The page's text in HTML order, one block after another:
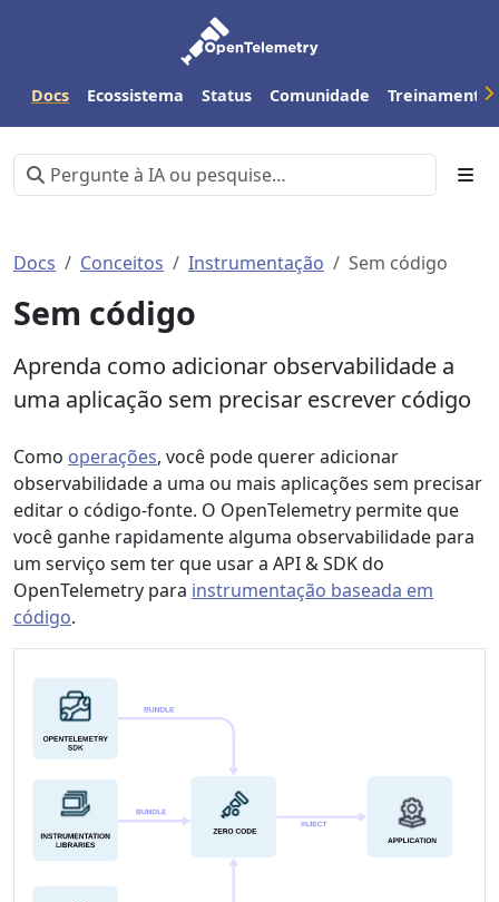
Docs Ecossistema Status Comunidade Treinamento
Docs Conceitos Instrumentação Sem código
Sem código
Aprenda como adicionar observabilidade a
uma aplicação sem precisar escrever código
Como operações, você pode querer adicionar
observabilidade a uma ou mais aplicações sem precisar
editar o código-fonte. O OpenTelemetry permite que
você ganhe rapidamente alguma observabilidade para
um serviço sem ter que usar a API & SDK do
OpenTelemetry para instrumentação baseada em
código.